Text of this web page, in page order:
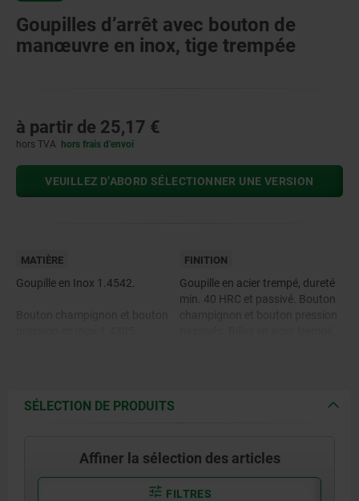
Goupilles d’arrêt avec bouton de
manœuvre en inox, tige trempée
à partir de 25,17 €
hors TVA hors frais d’envoi
VEUILLEZ D’ABORD SÉLECTIONNER UNE VERSION
MATIÈRE
Goupille en Inox 1.4542.
FINITION
Goupille en acier trempé, dureté
min. 40 HRC et passivé. Bouton
SÉLECTION DE PRODUITS
Affiner la sélection des articles
FILTRES